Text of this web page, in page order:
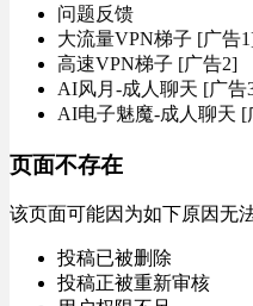
问题反馈
大流量VPN梯子 [广告
高速VPN梯子 [广告2]
AI风月-成人聊天 [广告
AI电子魅魔-成人聊天 [
页面不存在
该页面可能因为如下原因无
投稿已被删除
投稿正被重新审核